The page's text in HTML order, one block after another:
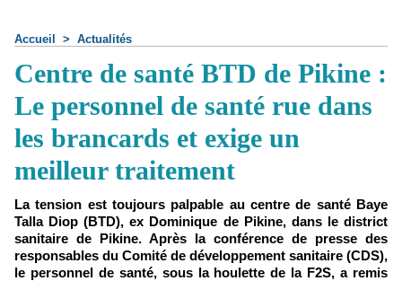
Accueil > Actualités
Centre de santé BTD de Pikine :
Le personnel de santé rue dans
les brancards et exige un
meilleur traitement
La tension est toujours palpable au centre de santé Baye
Talla Diop (BTD), ex Dominique de Pikine, dans le district
sanitaire de Pikine. Après la conférence de presse des
responsables du Comité de développement sanitaire (CDS),
le personnel de santé, sous la houlette de la F2S, a remis